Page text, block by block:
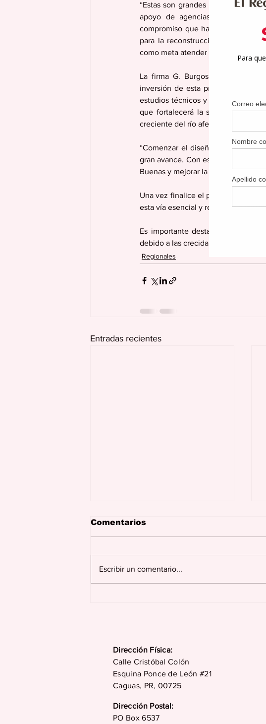
“Estas son grandes noticias.
apoyo de agencias estatales y
compromiso que habíamos
para la reconstrucción del Puente
como meta atender las necesidades
La firma G. Burgos Professional
inversión de esta primera etapa
estudios técnicos y la planificación
que fortalecerá la seguridad vial
creciente del río afecta el paso de
“Comenzar el diseño de esta obra
gran avance. Con este nuevo
Buenas y mejorar la vida de nuestra
Una vez finalice el proceso de
esta vía esencial y respaldar a los
Es importante destacar que el
debido a las crecidas del río
Regionales
Entradas recientes
Comentarios
Escribir un comentario...
Dirección Física:
Calle Cristóbal Colón
Esquina Ponce de León #21
Caguas, PR, 00725
Dirección Postal:
PO Box 6537